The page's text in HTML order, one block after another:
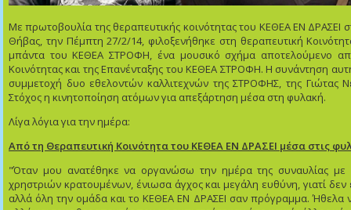
Με πρωτοβουλία της θεραπευτικής κοινότητας του ΚΕΘΕΑ ΕΝ ΔΡΑΣΕΙ
Θήβας, την Πέμπτη 27/2/14, φιλοξενήθηκε στη θεραπευτική
μπάντα του ΚΕΘΕΑ ΣΤΡΟΦΗ, ένα μουσικό σχήμα αποτελούμενο
Κοινότητας και της Επανένταξης του ΚΕΘΕΑ ΣΤΡΟΦΗ. Η συνάντηση
συμμετοχή δυο εθελοντών καλλιτεχνών της ΣΤΡΟΦΗΣ, της Γιώτας
Στόχος η κινητοποίηση ατόμων για απεξάρτηση μέσα στη φυλακή.
Λίγα λόγια για την ημέρα:
Από τη Θεραπευτική Κοινότητα του ΚΕΘΕΑ ΕΝ ΔΡΑΣΕΙ μέσα στις
"Όταν μου ανατέθηκε να οργανώσω την ημέρα της συναυλίας με
χρηστριών κρατουμένων, ένιωσα άγχος και μεγάλη ευθύνη, γιατί
αλλά όλη την ομάδα και το ΚΕΘΕΑ ΕΝ ΔΡΑΣΕΙ σαν πρόγραμμα. Ήθελα